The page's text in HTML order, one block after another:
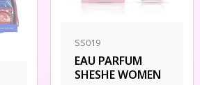
SS019
EAU PARFUM
SHESHE WOMEN